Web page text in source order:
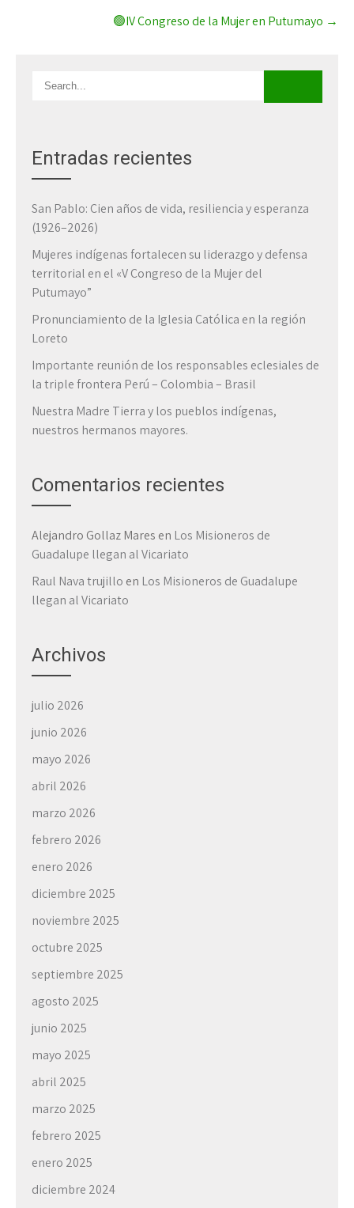
🟢IV Congreso de la Mujer en Putumayo →
Entradas recientes
San Pablo: Cien años de vida, resiliencia y esperanza
(1926–2026)
Mujeres indígenas fortalecen su liderazgo y defensa
territorial en el «V Congreso de la Mujer del
Putumayo”
Pronunciamiento de la Iglesia Católica en la región
Loreto
Importante reunión de los responsables eclesiales de
la triple frontera Perú – Colombia – Brasil
Nuestra Madre Tierra y los pueblos indígenas,
nuestros hermanos mayores.
Comentarios recientes
Alejandro Gollaz Mares en Los Misioneros de
Guadalupe llegan al Vicariato
Raul Nava trujillo en Los Misioneros de Guadalupe
llegan al Vicariato
Archivos
julio 2026
junio 2026
mayo 2026
abril 2026
marzo 2026
febrero 2026
enero 2026
diciembre 2025
noviembre 2025
octubre 2025
septiembre 2025
agosto 2025
junio 2025
mayo 2025
abril 2025
marzo 2025
febrero 2025
enero 2025
diciembre 2024